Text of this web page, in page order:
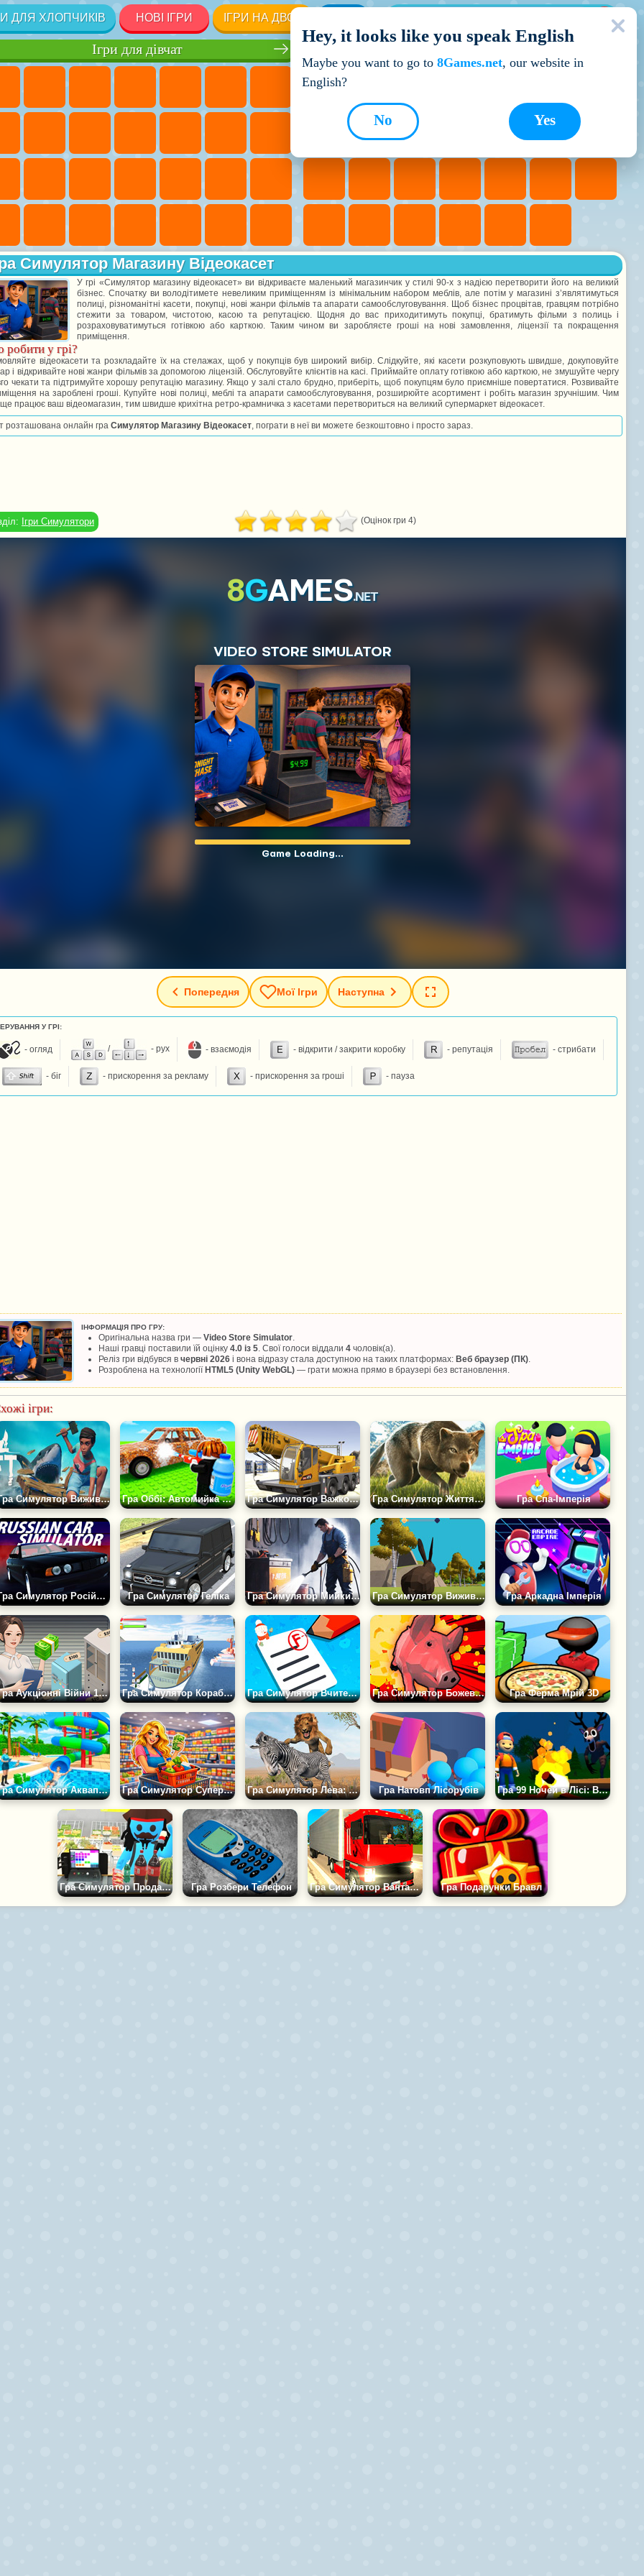
ДЛЯ ХЛОПЧИКІВ НОВІ ІГРИ ІГРИ НА ДВОХ
Кращі ігри
Ігри для дівчат
Симулятор Магазину Відеокасет
У грі «Симулятор магазину відеокасет» ви відкриваєте маленький магазинчик у стилі 90-х з надією перетворити його на великий
бізнес. Спочатку ви володітимете невеликим приміщенням із мінімальним набором меблів, але потім у магазині з’являтимуться
полиці, різноманітні касети, покупці, нові жанри фільмів та апарати самообслуговування. Щоб бізнес процвітав, гравцям потрібно
стежити за товаром, чистотою, касою та репутацією. Щодня до вас приходитимуть покупці, братимуть фільми з полиць і
розраховуватимуться готівкою або карткою. Таким чином ви заробляєте гроші на нові замовлення, ліцензії та покращення
приміщення.
у грі?
відеокасети та розкладайте їх на стелажах, щоб у покупців був широкий вибір. Слідкуйте, які касети розкуповують швидше, докуповуйте
і відкривайте нові жанри фільмів за допомогою ліцензій. Обслуговуйте клієнтів на касі. Приймайте оплату готівкою або карткою, не змушуйте чергу
чекати та підтримуйте хорошу репутацію магазину. Якщо у залі стало брудно, приберіть, щоб покупцям було приємніше повертатися. Розвивайте
на зароблені гроші. Купуйте нові полиці, меблі та апарати самообслуговування, розширюйте асортимент і робіть магазин зручнішим. Чим
працює ваш відеомагазин, тим швидше крихітна ретро-крамничка з касетами перетвориться на великий супермаркет відеокасет.
розташована онлайн гра Симулятор Магазину Відеокасет, пограти в неї ви можете безкоштовно і просто зараз.
Ігри Симулятори (Оцінок гри 4)
Попередня Мої Ігри Наступна
У ГРІ:
- огляд / - рух - взаємодія - відкрити / закрити коробку - репутація - стрибати
- біг - прискорення за рекламу - прискорення за гроші - пауза
ІНФОРМАЦІЯ ПРО ГРУ:
Оригінальна назва гри — Video Store Simulator.
Наші гравці поставили їй оцінку 4.0 із 5. Свої голоси віддали 4 чоловік(а).
Реліз гри відбувся в червні 2026 і вона відразу стала доступною на таких платформах: Веб браузер (ПК).
Розроблена на технології HTML5 (Unity WebGL) — грати можна прямо в браузері без встановлення.
ігри:
Гра Симулятор Виживання на Плоту Гра Оббі: Автомийка Тайкун Магнат Гра Симулятор Важкого Крана 3Д Гра Симулятор Життя Вовка Гра Спа-Імперія
Гра Симулятор Російських Машин Гра Симулятор Геліка Гра Симулятор Мийки Високого Тиску Гра Симулятор Виживання в Лісі: Еволюція Тварин Гра Аркадна Імперія
Гра Аукціонні Війни 1: Симулятор Аукціону Гра Симулятор Кораблів 2019 Гра Симулятор Вчителя: Різдвяний Іспит Гра Симулятор Божевільної Свинки Гра Ферма Мрій 3D
Гра Симулятор Аквапарку Гра Симулятор Супермаркету: Магазин Мрії Гра Симулятор Лева: Полювання на диких тварин Гра Натовп Лісорубів Гра 99 Ночей в Лісі: Виживання в Таборі
Гра Симулятор Продавця Касира Гра Розбери Телефон Гра Симулятор Вантажівки: Росія Гра Подарунки Бравл
Hey, it looks like you speak English
Maybe you want to go to 8Games.net, our website in
English?
Yes
No